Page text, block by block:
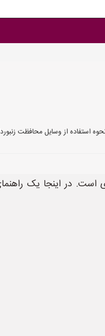
استفاده از وسایل محافظت
است. در اینجا یک